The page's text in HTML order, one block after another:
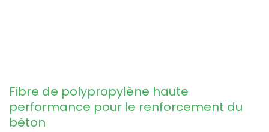
Fibre de polypropylène haute
performance pour le renforcement du
béton